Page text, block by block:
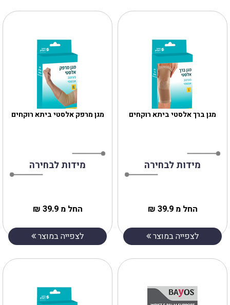
מגן מרפק אלסטי ביתא רוקחים
מידות לבחירה
החל מ 39.9 ₪
לצפייה במוצר
מגן ברך אלסטי ביתא רוקחים
מידות לבחירה
החל מ 39.9 ₪
לצפייה במוצר